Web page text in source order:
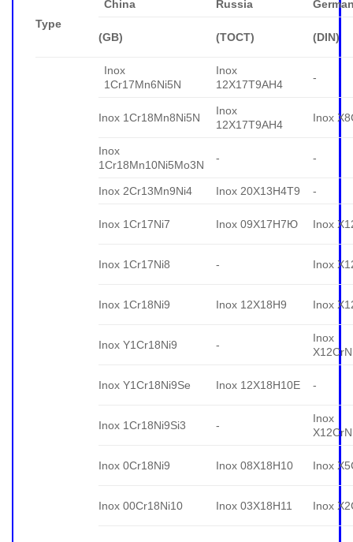
Type
China Russia
(GB) (TOCT) (DIN)
Inox
1Cr17Mn6Ni5N
Inox
12X17T9AH4
-
Inox 1Cr18Mn8Ni5N
Inox
12X17T9AH4
Inox
Inox
1Cr18Mn10Ni5Mo3N
- -
Inox 2Cr13Mn9Ni4 Inox 20X13H4T9 -
Inox 1Cr17Ni7 Inox 09X17H7Ю Inox
Inox 1Cr17Ni8 - Inox
Inox 1Cr18Ni9 Inox 12X18H9 Inox
Inox Y1Cr18Ni9 -
Inox
Inox Y1Cr18Ni9Se Inox 12X18H10E -
Inox 1Cr18Ni9Si3 -
Inox
Inox 0Cr18Ni9 Inox 08X18H10 Inox
Inox 00Cr18Ni10 Inox 03X18H11 Inox